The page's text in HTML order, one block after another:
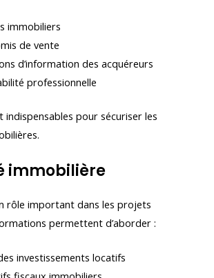
immobiliers
de vente
d’information des acquéreurs
professionnelle
indispensables pour sécuriser les
immobilière
rôle important dans les projets
permettent d’aborder :
investissements locatifs